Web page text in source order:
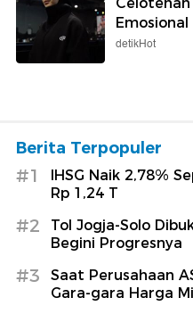
Emosional
detikHot
Berita Terpopuler
#1
IHSG Naik 2,78%
Rp 1,24 T
#2
Tol Jogja-Solo
Begini Progresnya
#3
Saat Perusahaan
Gara-gara Harga